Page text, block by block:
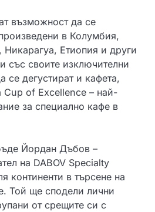
възможност да се
в Колумбия,
Етиопия и други
със своите изключителни
се дегустират и кафета,
Cup of Excellence – най-
за специално кафе в
Йордан Дъбов –
на DABOV Specialty
континенти в търсене на
Той ще сподели лични
от срещите си с